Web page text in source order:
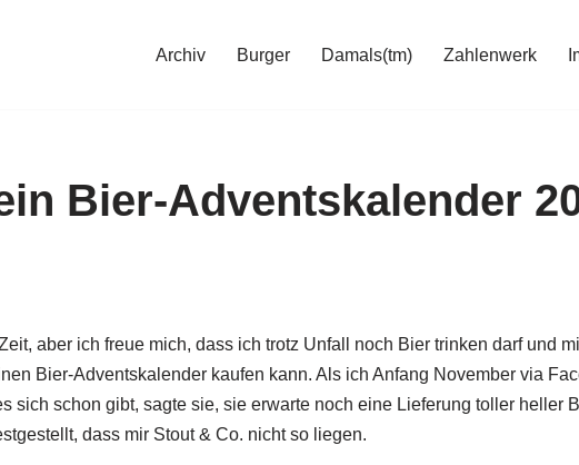
Archiv Burger Damals(tm) Zahlenwerk
Bier-Adventskalender
aber ich freue mich, dass ich trotz Unfall noch Bier trinken darf und
Bier-Adventskalender kaufen kann. Als ich Anfang November via
sich schon gibt, sagte sie, sie erwarte noch eine Lieferung toller heller
dass mir Stout & Co. nicht so liegen.